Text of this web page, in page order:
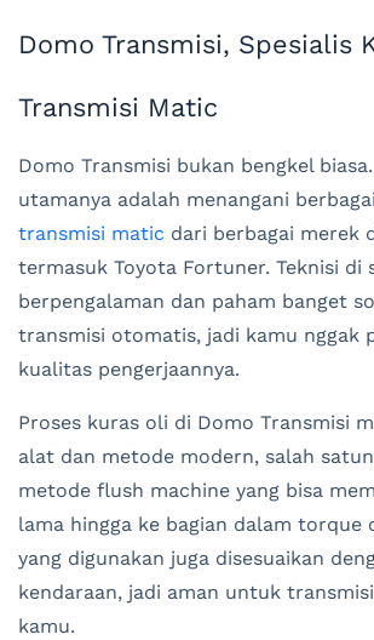
Domo Transmisi, Spesialis
Transmisi Matic
Domo Transmisi bukan bengkel
utamanya adalah menangani berbagai
transmisi matic dari berbagai merek
termasuk Toyota Fortuner. Teknisi di
berpengalaman dan paham banget
transmisi otomatis, jadi kamu nggak
kualitas pengerjaannya.
Proses kuras oli di Domo Transmisi
alat dan metode modern, salah
metode flush machine yang bisa
lama hingga ke bagian dalam torque
yang digunakan juga disesuaikan
kendaraan, jadi aman untuk
kamu.